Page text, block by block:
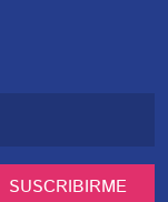
SUSCRIBIRME